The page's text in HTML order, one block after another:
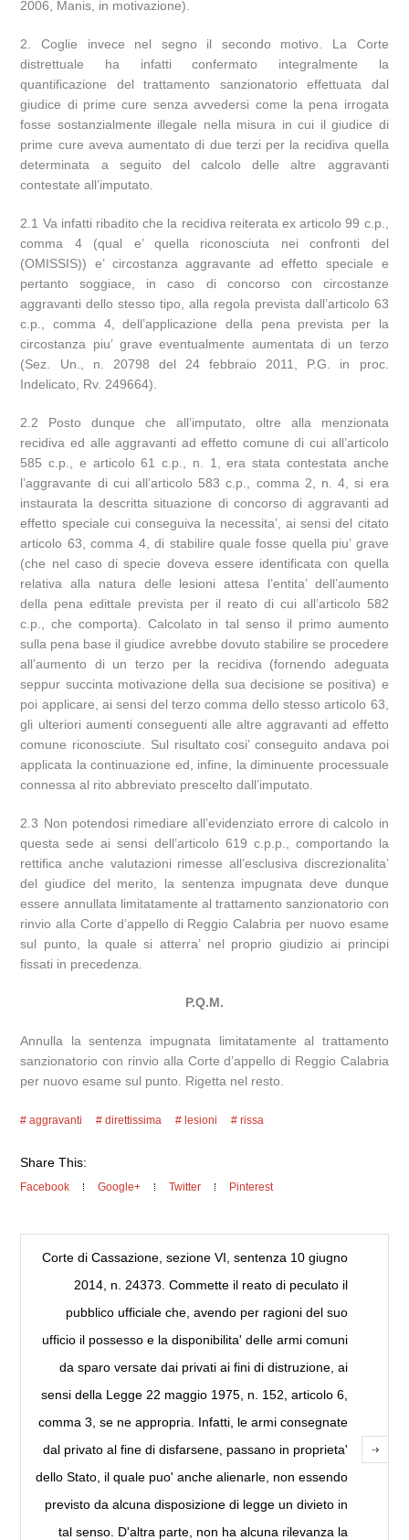
2006, Manis, in motivazione).
2. Coglie invece nel segno il secondo motivo. La Corte
distrettuale ha infatti confermato integralmente la
quantificazione del trattamento sanzionatorio effettuata dal
giudice di prime cure senza avvedersi come la pena irrogata
fosse sostanzialmente illegale nella misura in cui il giudice di
prime cure aveva aumentato di due terzi per la recidiva quella
determinata a seguito del calcolo delle altre aggravanti
contestate all’imputato.
2.1 Va infatti ribadito che la recidiva reiterata ex articolo 99 c.p.,
comma 4 (qual e’ quella riconosciuta nei confronti del
(OMISSIS)) e’ circostanza aggravante ad effetto speciale e
pertanto soggiace, in caso di concorso con circostanze
aggravanti dello stesso tipo, alla regola prevista dall’articolo 63
c.p., comma 4, dell’applicazione della pena prevista per la
circostanza piu’ grave eventualmente aumentata di un terzo
(Sez. Un., n. 20798 del 24 febbraio 2011, P.G. in proc.
Indelicato, Rv. 249664).
2.2 Posto dunque che all’imputato, oltre alla menzionata
recidiva ed alle aggravanti ad effetto comune di cui all’articolo
585 c.p., e articolo 61 c.p., n. 1, era stata contestata anche
l’aggravante di cui all’articolo 583 c.p., comma 2, n. 4, si era
instaurata la descritta situazione di concorso di aggravanti ad
effetto speciale cui conseguiva la necessita’, ai sensi del citato
articolo 63, comma 4, di stabilire quale fosse quella piu’ grave
(che nel caso di specie doveva essere identificata con quella
relativa alla natura delle lesioni attesa l’entita’ dell’aumento
della pena edittale prevista per il reato di cui all’articolo 582
c.p., che comporta). Calcolato in tal senso il primo aumento
sulla pena base il giudice avrebbe dovuto stabilire se procedere
all’aumento di un terzo per la recidiva (fornendo adeguata
seppur succinta motivazione della sua decisione se positiva) e
poi applicare, ai sensi del terzo comma dello stesso articolo 63,
gli ulteriori aumenti conseguenti alle altre aggravanti ad effetto
comune riconosciute. Sul risultato cosi’ conseguito andava poi
applicata la continuazione ed, infine, la diminuente processuale
connessa al rito abbreviato prescelto dall’imputato.
2.3 Non potendosi rimediare all’evidenziato errore di calcolo in
questa sede ai sensi dell’articolo 619 c.p.p., comportando la
rettifica anche valutazioni rimesse all’esclusiva discrezionalita’
del giudice del merito, la sentenza impugnata deve dunque
essere annullata limitatamente al trattamento sanzionatorio con
rinvio alla Corte d’appello di Reggio Calabria per nuovo esame
sul punto, la quale si atterra’ nel proprio giudizio ai principi
fissati in precedenza.
P.Q.M.
Annulla la sentenza impugnata limitatamente al trattamento
sanzionatorio con rinvio alla Corte d’appello di Reggio Calabria
per nuovo esame sul punto. Rigetta nel resto.
aggravanti direttissima lesioni rissa
Share This:
Facebook Google+ Twitter Pinterest
Corte di Cassazione, sezione VI, sentenza 10 giugno
2014, n. 24373. Commette il reato di peculato il
pubblico ufficiale che, avendo per ragioni del suo
ufficio il possesso e la disponibilita' delle armi comuni
da sparo versate dai privati ai fini di distruzione, ai
sensi della Legge 22 maggio 1975, n. 152, articolo 6,
comma 3, se ne appropria. Infatti, le armi consegnate
dal privato al fine di disfarsene, passano in proprieta'
dello Stato, il quale puo' anche alienarle, non essendo
previsto da alcuna disposizione di legge un divieto in
tal senso. D'altra parte, non ha alcuna rilevanza la